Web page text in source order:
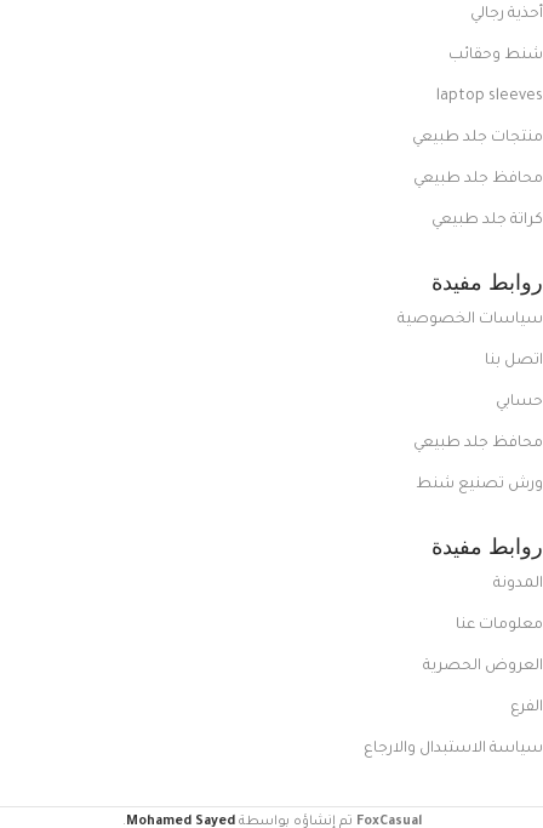
أحذية رجالي
شنط وحقائب
laptop sleeves
منتجات جلد طبيعي
محافظ جلد طبيعي
كراتة جلد طبيعي
روابط مفيدة
سياسات الخصوصية
اتصل بنا
حسابي
محافظ جلد طبيعي
ورش تصنيع شنط
روابط مفيدة
المدونة
معلومات عنا
العروض الحصرية
الفرع
سياسة الاستبدال والارجاع
FoxCasual تم إنشاؤه بواسطةMohamed Sayed
.